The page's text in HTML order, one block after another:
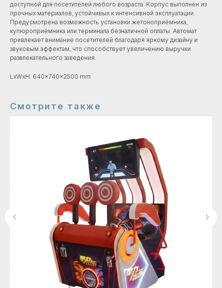
доступной для посетителей любого возраста. Корпус выполнен из
прочных материалов, устойчивых к интенсивной эксплуатации.
Предусмотрена возможность установки жетоноприёмника,
купюроприёмника или терминала безналичной оплаты. Автомат
привлекает внимание посетителей благодаря яркому дизайну и
звуковым эффектам, что способствует увеличению выручки
развлекательного заведения.
LxWxH: 640x740x2500 mm
Смотрите также